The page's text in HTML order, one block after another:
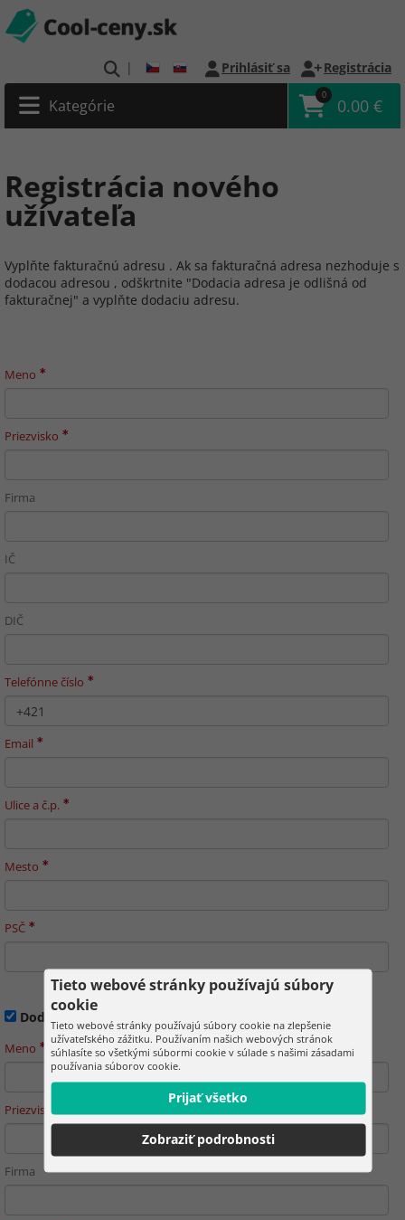
| Prihlásiť sa Registrácia
Kategórie
0
0.00 €
Registrácia nového
užívateľa
Vyplňte fakturačnú adresu . Ak sa fakturačná adresa nezhoduje s
dodacou adresou , odškrtnite "Dodacia adresa je odlišná od
fakturačnej" a vyplňte dodaciu adresu.
Meno
Priezvisko
Firma
IČ
DIČ
Telefónne číslo
Email
Ulice a č.p.
Mesto
PSČ
Dodacia adresa je odlišná od fakturačnej
Meno
Priezvisko
Firma
Tieto webové stránky používajú súbory
cookie
Tieto webové stránky používajú súbory cookie na zlepšenie
užívateľského zážitku. Používaním našich webových stránok
súhlasíte so všetkými súbormi cookie v súlade s našimi zásadami
používania súborov cookie.
Prijať všetko
Zobraziť podrobnosti